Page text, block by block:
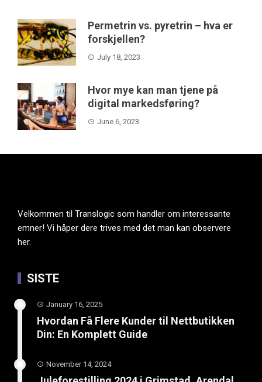
Permetrin vs. pyretrin – hva er
forskjellen?
July 18, 2023
Hvor mye kan man tjene på
digital markedsføring?
June 6, 2023
Velkommen til Translogic som handler om interessante
emner! Vi håper dere trives med det man kan observere
her.
SISTE
January 16, 2025
Hvordan Få Flere Kunder til Nettbutikken
Din: En Komplett Guide
November 14, 2024